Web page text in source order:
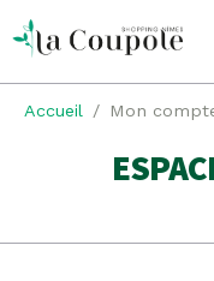
Accueil Mon